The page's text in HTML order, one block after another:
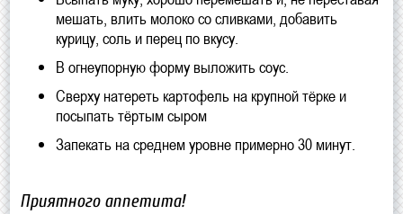
мешать, влить молоко со сливками, добавить
курицу, соль и перец по вкусу.
В огнеупорную форму выложить соус.
Сверху натереть картофель на крупной тёрке и
посыпать тёртым сыром
Запекать на среднем уровне примерно 30 минут.
Приятного аппетита!